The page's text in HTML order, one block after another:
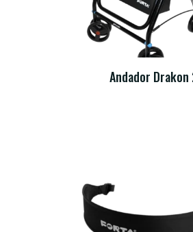
Andador Drakon